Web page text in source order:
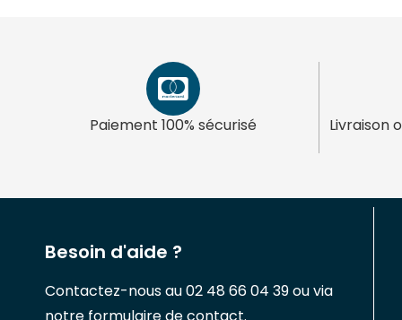
Paiement 100% sécurisé Livraison
Besoin d'aide ?
Contactez-nous au 02 48 66 04 39 ou via